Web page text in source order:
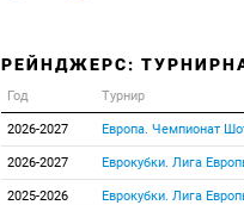
РЕЙНДЖЕРС:
Год Турнир
2026-2027 Европа. Чемпионат
2026-2027 Еврокубки. Лига
2025-2026 Еврокубки. Лига